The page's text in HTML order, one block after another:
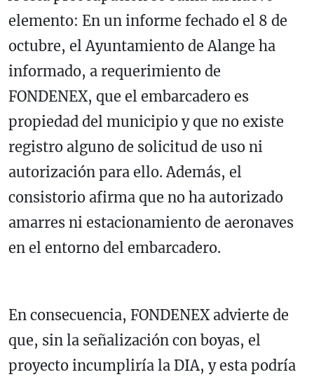
elemento: En un informe fechado el 8 de
octubre, el Ayuntamiento de Alange ha
informado, a requerimiento de
FONDENEX, que el embarcadero es
propiedad del municipio y que no existe
registro alguno de solicitud de uso ni
autorización para ello. Además, el
consistorio afirma que no ha autorizado
amarres ni estacionamiento de aeronaves
en el entorno del embarcadero.
En consecuencia, FONDENEX advierte de
que, sin la señalización con boyas, el
proyecto incumpliría la DIA, y esta podría